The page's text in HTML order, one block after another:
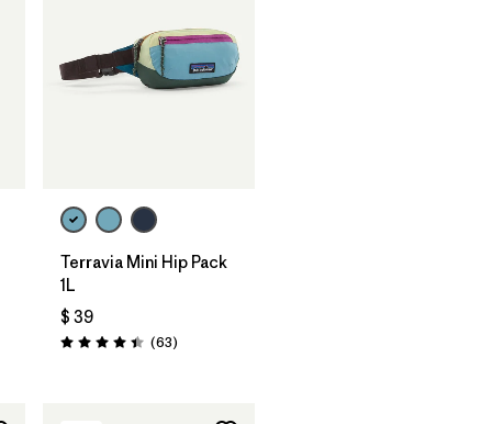
Terravia Mini Hip Pack
1L
$ 39
Valoración: 4.4 / 5
(63Comentarios
)